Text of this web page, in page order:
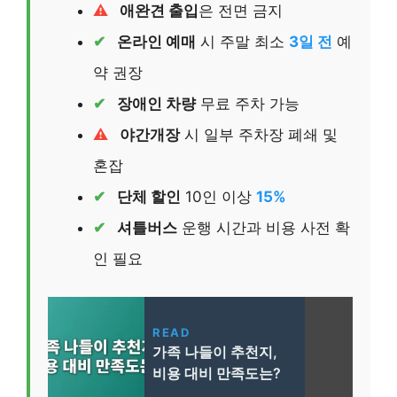
애완견 출입은 전면 금지
온라인 예매 시 주말 최소 3일 전 예
약 권장
장애인 차량무료 주차 가능
야간개장시 일부 주차장 폐쇄 및
혼잡
단체 할인 10인 이상 15%
셔틀버스 운행 시간과 비용 사전 확
인 필요
READ
가족 나들이 추천지,
비용 대비 만족도는?